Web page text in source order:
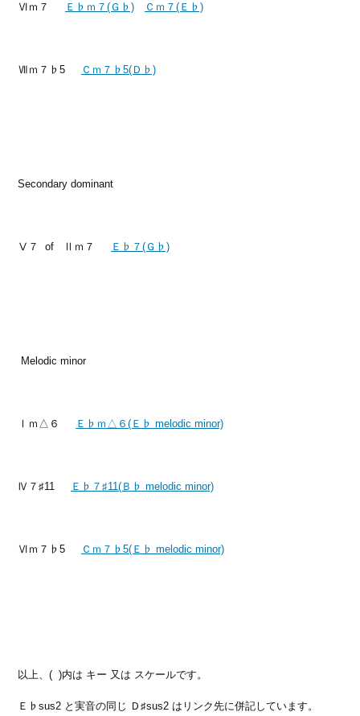
Ⅵｍ７ Ｅ♭ｍ７(Ｇ♭) Ｃｍ７(Ｅ♭)
Ⅶｍ７♭5 Ｃｍ７♭5(Ｄ♭)
Secondary dominant
Ⅴ７ of Ⅱｍ７ Ｅ♭７(Ｇ♭)
Melodic minor
Ⅰｍ△６ Ｅ♭ｍ△６(Ｅ♭ melodic minor)
Ⅳ７♯11 Ｅ♭７♯11(Ｂ♭ melodic minor)
Ⅵｍ７♭5 Ｃｍ７♭5(Ｅ♭ melodic minor)
以上、( )内は キー 又は スケールです。
Ｅ♭sus2 と実音の同じ Ｄ♯sus2 はリンク先に併記しています。